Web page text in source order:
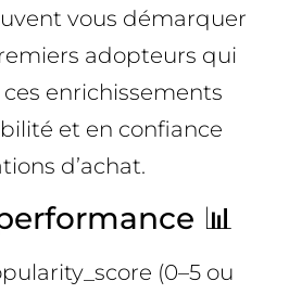
vous démarquer
adopteurs qui
enrichissements
et en confiance
d’achat.
📊
(0–5 ou